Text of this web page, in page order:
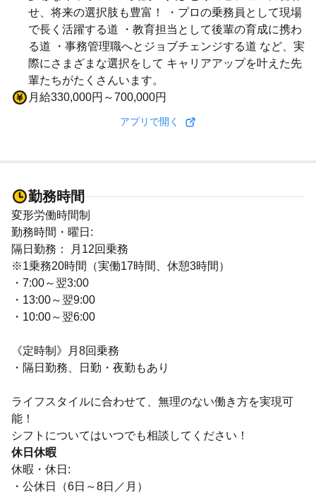
せ、将来の選択肢も豊富！ ・プロの乗務員として現場
で長く活躍する道 ・教育担当として後輩の育成に携わ
る道 ・事務管理職へとジョブチェンジする道 など、実
際にさまざまな選択をして キャリアアップを叶えた先
輩たちがたくさんいます。
月給330,000円～700,000円
アプリで開く
勤務時間
変形労働時間制
勤務時間・曜日:
隔日勤務： 月12回乗務
※1乗務20時間（実働17時間、休憩3時間）
・7:00～翌3:00
・13:00～翌9:00
・10:00～翌6:00
《定時制》月8回乗務
・隔日勤務、日勤・夜勤もあり
ライフスタイルに合わせて、無理のない働き方を実現可
能！
シフトについてはいつでも相談してください！
休日休暇
休暇・休日:
・公休日（6日～8日／月）